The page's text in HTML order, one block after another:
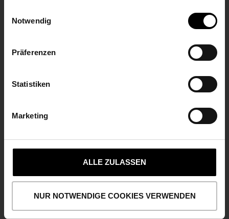
Notwendig
Präferenzen
Statistiken
Marketing
ALLE ZULASSEN
NUR NOTWENDIGE COOKIES VERWENDEN
D-99625 Kölleda
Telefon +49 3635 458-290
AUSTRIA GMBH
Dystrybucja kolejowych systemów radiowych
Ignaz-Köck-Str. 1
Telefon +43 13933 199-0